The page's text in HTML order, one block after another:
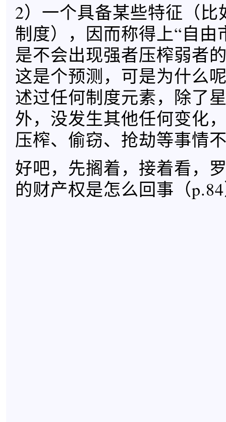
2）一个具备某些特征（比
制度），因而称得上“自由
是不会出现强者压榨弱
这是个预测，可是为什么
述过任何制度元素，除了
外，没发生其他任何变化
压榨、偷窃、抢劫等事情
好吧，先搁着，接着看，
的财产权是怎么回事（